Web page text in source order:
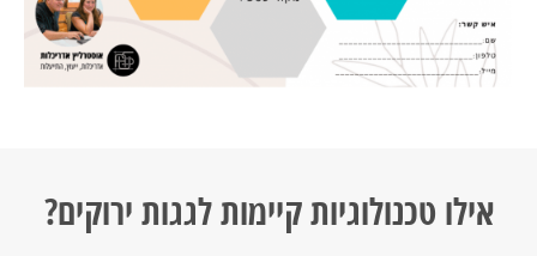
אילו טכנולוגיות קיימות לגגות ירוקים?